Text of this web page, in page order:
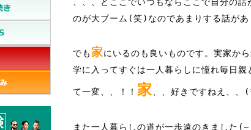
のが大ブーム(笑)なのであまりする話が
でも家にいるのも良いものです。実家か
学に入ってすぐは一人暮らしに憧れ毎日
て一変、、！！ 家 、、好きですねえ、
また一人暮らしの道が一歩遠のきました